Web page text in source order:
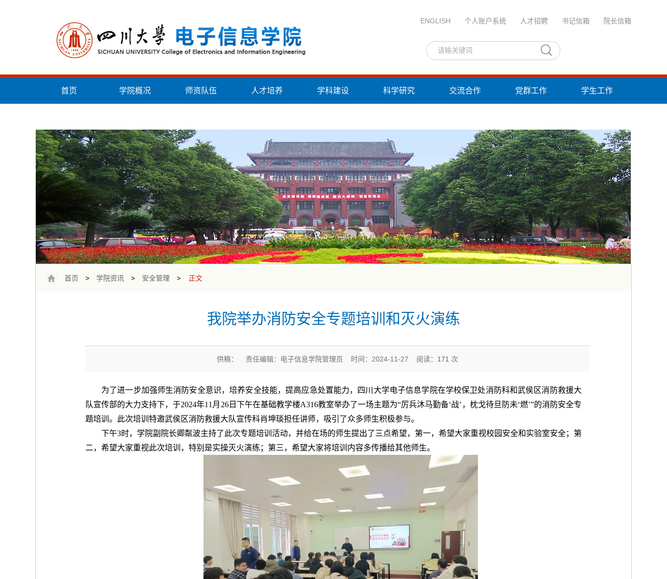
ENGLISH 个人账户系统 人才招聘 书记信箱 院长信箱
首页 学院概况 师资队伍 人才培养 学科建设 科学研究 交流合作 党群工作 学生工作
首页 > 学院资讯 > 安全管理 > 正文
我院举办消防安全专题培训和灭火演练
供稿： 责任编辑：电子信息学院管理员 时间：2024-11-27 阅读： 171 次
为了进一步加强师生消防安全意识，培养安全技能，提高应急处置能力，四川大学电子信息学院在学校保卫处消防科和武侯区消防救援大
队宣传部的大力支持下，于2024年11月26日下午在基础教学楼A316教室举办了一场主题为“厉兵沐马勤备‘战’，枕戈待旦防未‘燃’”的消防安全专
题培训。此次培训特邀武侯区消防救援大队宣传科肖坤琰担任讲师，吸引了众多师生积极参与。
下午3时，学院副院长卿粼波主持了此次专题培训活动，并给在场的师生提出了三点希望，第一，希望大家重视校园安全和实验室安全；第
二，希望大家重视此次培训，特别是实操灭火演练；第三，希望大家将培训内容多传播给其他师生。